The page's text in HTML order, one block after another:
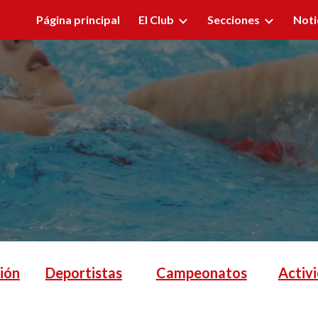
to main content Skip to
Página principal El Club Secciones
Deportistas Campeonatos